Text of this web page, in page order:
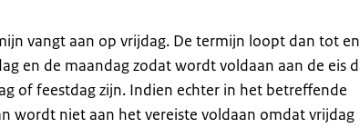
vangt aan op vrijdag. De termijn loopt dan tot
en de maandag zodat wordt voldaan aan de eis
of feestdag zijn. Indien echter in het betreffende
wordt niet aan het vereiste voldaan omdat vrijdag